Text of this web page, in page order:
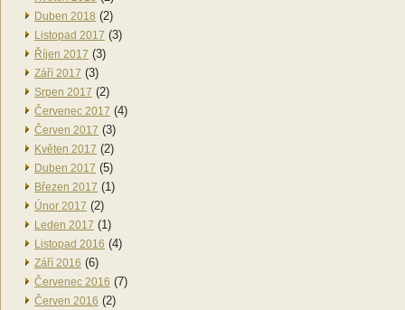
Duben 2018 (2)
Listopad 2017 (3)
Říjen 2017 (3)
Září 2017 (3)
Srpen 2017 (2)
Červenec 2017 (4)
Červen 2017 (3)
Květen 2017 (2)
Duben 2017 (5)
Březen 2017 (1)
Únor 2017 (2)
Leden 2017 (1)
Listopad 2016 (4)
Září 2016 (6)
Červenec 2016 (7)
Červen 2016 (2)